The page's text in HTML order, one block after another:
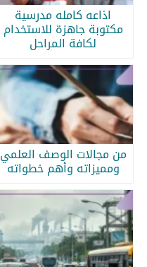
اذاعه كامله مدرسية
مكتوبة جاهزة للاستخدام
لكافة المراحل
من مجالات الوصف العلمي
ومميزاته وأهم خطواته